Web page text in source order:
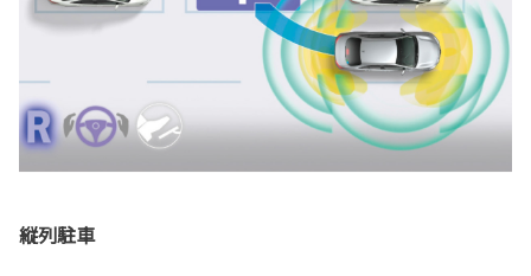
縦列駐車